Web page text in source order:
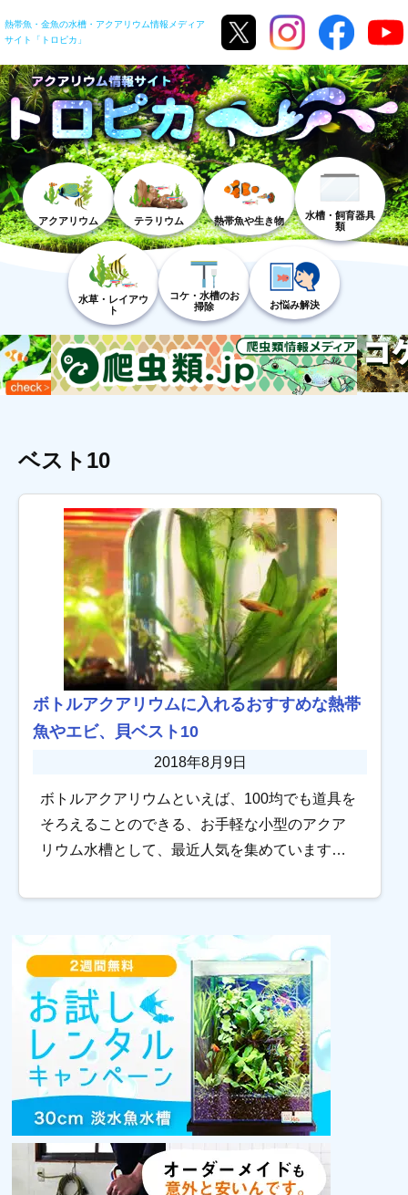
熱帯魚・金魚の水槽・アクアリウム情報メディア
サイト「トロピカ」
アクアリウム テラリウム 熱帯魚や生き物
水槽・飼育器具
類
水草・レイアウ
ト
コケ・水槽のお
掃除
お悩み解決
ベスト10
ボトルアクアリウムに入れるおすすめな熱帯
魚やエビ、貝ベスト10
2018年8月9日
ボトルアクアリウムといえば、100均でも道具を
そろえることのできる、お手軽な小型のアクア
リウム水槽として、最近人気を集めていますよ
ど、おススメな熱帯魚がわからない』という方